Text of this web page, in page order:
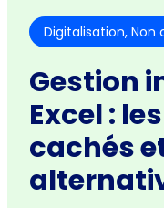
Digitalisation, Non
Gestion
Excel :
cachés